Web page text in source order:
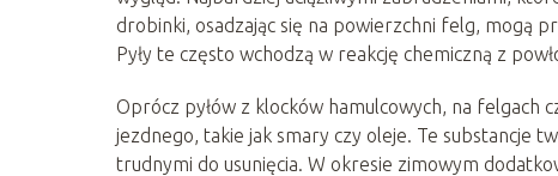
drobinki, osadzając się na powierzchni felg, mogą
Pyły te często wchodzą w reakcję chemiczną z
Oprócz pyłów z klocków hamulcowych, na felgach
jezdnego, takie jak smary czy oleje. Te substancje
trudnymi do usunięcia. W okresie zimowym